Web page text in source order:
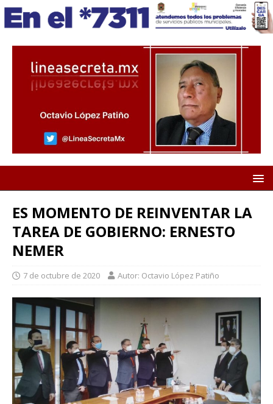
ES MOMENTO DE REINVENTAR LA
TAREA DE GOBIERNO: ERNESTO
NEMER
7 de octubre de 2020 Autor: Octavio López Patiño